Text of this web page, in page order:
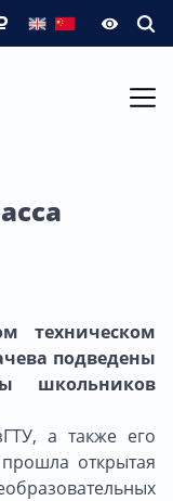
техническом
подведены
школьников
а также его
открытая